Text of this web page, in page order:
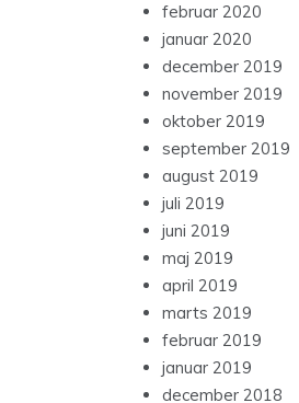
februar 2020
januar 2020
december 2019
november 2019
oktober 2019
september 2019
august 2019
juli 2019
juni 2019
maj 2019
april 2019
marts 2019
februar 2019
januar 2019
december 2018